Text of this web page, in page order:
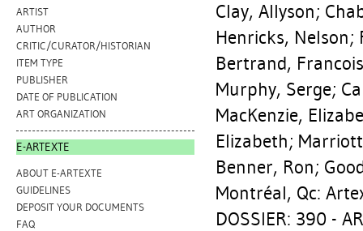
ARTIST
AUTHOR
CRITIC/CURATOR/HISTORIAN
ITEM TYPE
PUBLISHER
DATE OF PUBLICATION
ART ORGANIZATION
E-ARTEXTE
ABOUT E-ARTEXTE
GUIDELINES
DEPOSIT YOUR DOCUMENTS
FAQ
Clay, Allyson;
Henricks, Nelson;
Bertrand,
Murphy, Serge;
MacKenzie,
Elizabeth;
Benner, Ron;
Montréal, Qc:
DOSSIER: 390 -